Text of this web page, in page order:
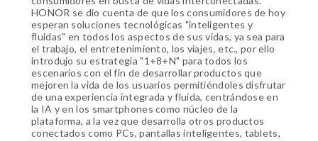
HONOR se dio cuenta de que los consumidores de hoy
esperan soluciones tecnológicas "inteligentes y
fluidas" en todos los aspectos de sus vidas, ya sea para
el trabajo, el entretenimiento, los viajes, etc., por ello
introdujo su estrategia "1+8+N" para todos los
escenarios con el fin de desarrollar productos que
mejoren la vida de los usuarios permitiéndoles disfrutar
de una experiencia integrada y fluida, centrándose en
la IA y en los smartphones como núcleo de la
plataforma, a la vez que desarrolla otros productos
conectados como PCs, pantallas inteligentes, tablets,